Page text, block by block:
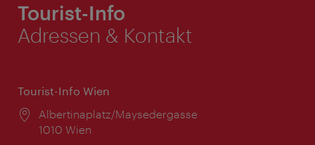
Tourist-Info
Adressen & Kontakt
Tourist-Info Wien
Ort:
Albertinaplatz/Maysedergasse
1010 Wien